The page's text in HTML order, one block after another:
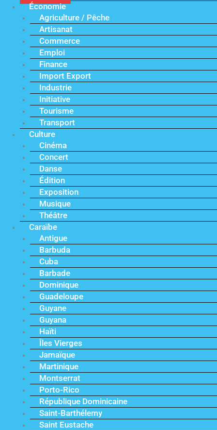
Économie
Agriculture / Pêche
Artisanat
Commerce
Emploi
Finance
Import Export
Industrie
Initiative
Tourisme
Transport
Culture
Cinéma
Concert
Danse
Édition
Exposition
Musique
Théâtre
Caraïbe
Antigue
Barbuda
Cuba
Barbade
Dominique
Guadeloupe
Guyane
Guyana
Haïti
Îles Vierges
Jamaïque
Martinique
Montserrat
Porto-Rico
République Dominicaine
Saint-Barthélemy
Saint Eustache